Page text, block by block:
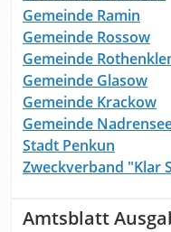
Gemeinde Ramin
Gemeinde Rossow
Gemeinde
Gemeinde Glasow
Gemeinde Krackow
Gemeinde
Stadt Penkun
Zweckverband "Klar
Amtsblatt